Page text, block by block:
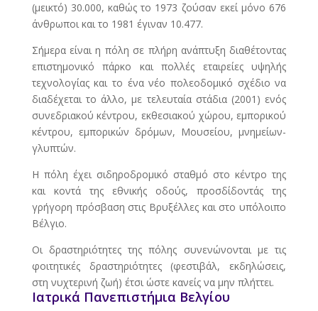
(μεικτό) 30.000, καθώς το 1973 ζούσαν εκεί μόνο 676
άνθρωποι και το 1981 έγιναν 10.477.
Σήμερα είναι η πόλη σε πλήρη ανάπτυξη διαθέτοντας
επιστημονικό πάρκο και πολλές εταιρείες υψηλής
τεχνολογίας και το ένα νέο πολεοδομικό σχέδιο να
διαδέχεται το άλλο, με τελευταία στάδια (2001) ενός
συνεδριακού κέντρου, εκθεσιακού χώρου, εμπορικού
κέντρου, εμπορικών δρόμων, Μουσείου, μνημείων-
γλυπτών.
Η πόλη έχει σιδηροδρομικό σταθμό στο κέντρο της
και κοντά της εθνικής οδούς, προσδίδοντάς της
γρήγορη πρόσβαση στις Βρυξέλλες και στο υπόλοιπο
Βέλγιο.
Οι δραστηριότητες της πόλης συνενώνονται με τις
φοιτητικές δραστηριότητες (φεστιβάλ, εκδηλώσεις,
στη νυχτερινή ζωή) έτσι ώστε κανείς να μην πλήττει.
Ιατρικά Πανεπιστήμια Βελγίου